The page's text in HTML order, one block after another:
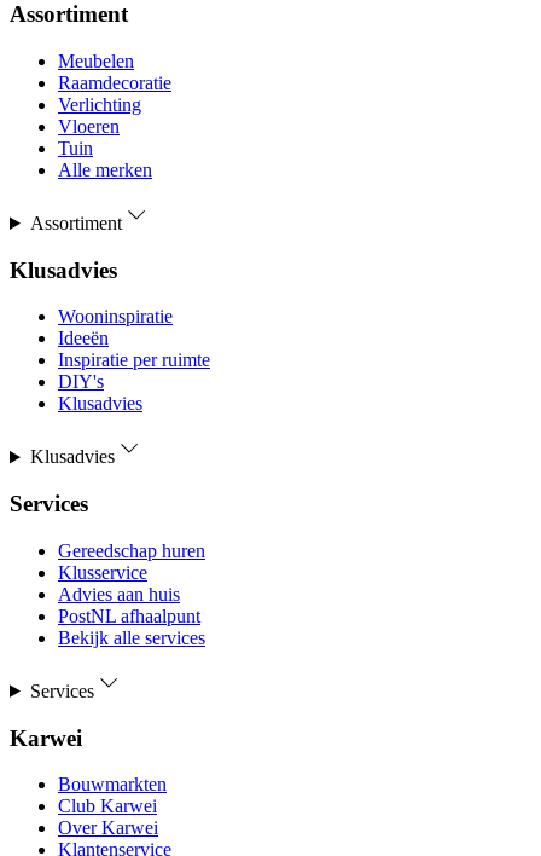
Assortiment
Meubelen
Raamdecoratie
Verlichting
Vloeren
Tuin
Alle merken
Assortiment
Klusadvies
Wooninspiratie
Ideeën
Inspiratie per ruimte
DIY's
Klusadvies
Klusadvies
Services
Gereedschap huren
Klusservice
Advies aan huis
PostNL afhaalpunt
Bekijk alle services
Services
Karwei
Bouwmarkten
Club Karwei
Over Karwei
Klantenservice